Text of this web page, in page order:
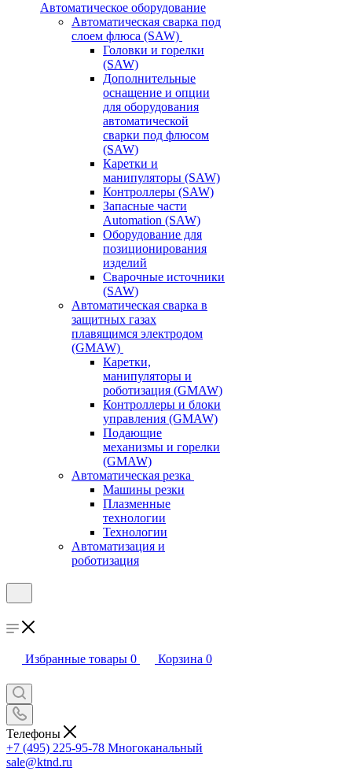
Автоматическое оборудование
Автоматическая сварка под
слоем флюса (SAW)
Головки и горелки
(SAW)
Дополнительные
оснащение и опции
для оборудования
автоматической
сварки под флюсом
(SAW)
Каретки и
манипуляторы (SAW)
Контроллеры (SAW)
Запасные части
Automation (SAW)
Оборудование для
позиционирования
изделий
Сварочные источники
(SAW)
Автоматическая сварка в
защитных газах
плавящимся электродом
(GMAW)
Каретки,
манипуляторы и
роботизация (GMAW)
Контроллеры и блоки
управления (GMAW)
Подающие
механизмы и горелки
(GMAW)
Автоматическая резка
Машины резки
Плазменные
технологии
Технологии
Автоматизация и
роботизация
Избранные товары 0 Корзина 0
Телефоны
+7 (495) 225-95-78 Многоканальный
sale@ktnd.ru